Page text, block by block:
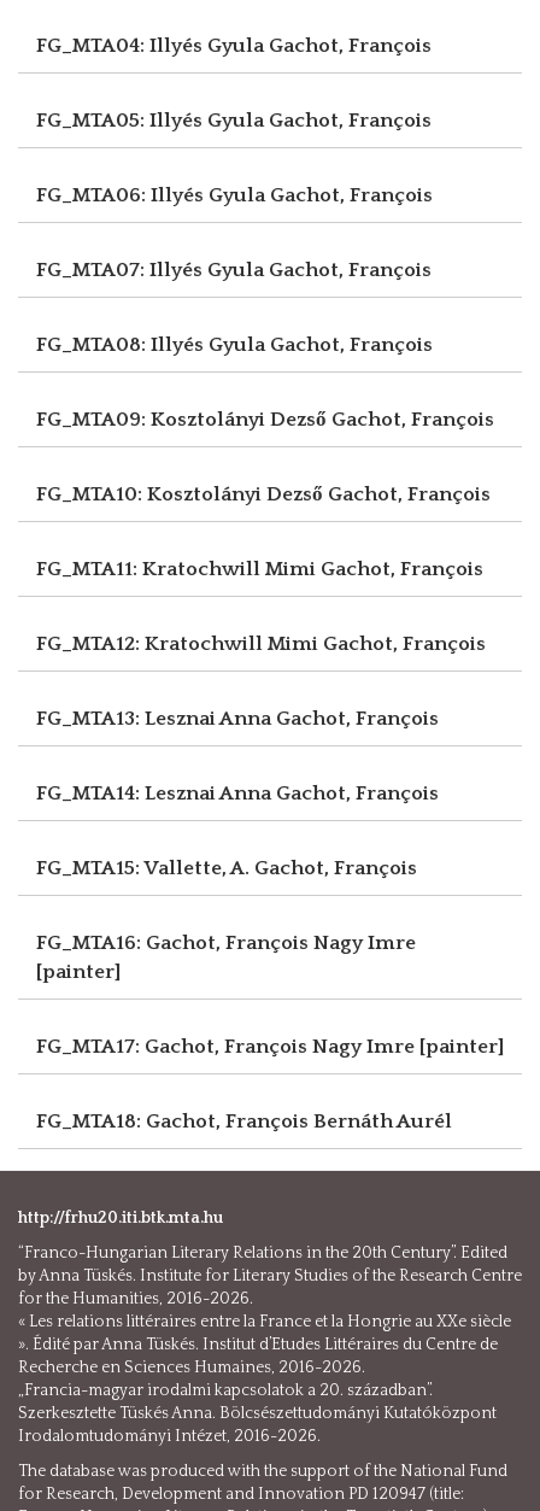
FG_MTA04: Illyés Gyula Gachot, François
FG_MTA05: Illyés Gyula Gachot, François
FG_MTA06: Illyés Gyula Gachot, François
FG_MTA07: Illyés Gyula Gachot, François
FG_MTA08: Illyés Gyula Gachot, François
FG_MTA09: Kosztolányi Dezső Gachot, François
FG_MTA10: Kosztolányi Dezső Gachot, François
FG_MTA11: Kratochwill Mimi Gachot, François
FG_MTA12: Kratochwill Mimi Gachot, François
FG_MTA13: Lesznai Anna Gachot, François
FG_MTA14: Lesznai Anna Gachot, François
FG_MTA15: Vallette, A. Gachot, François
FG_MTA16: Gachot, François Nagy Imre
[painter]
FG_MTA17: Gachot, François Nagy Imre [painter]
FG_MTA18: Gachot, François Bernáth Aurél
http://frhu20.iti.btk.mta.hu
“Franco-Hungarian Literary Relations in the 20th Century”. Edited
by Anna Tüskés. Institute for Literary Studies of the Research Centre
for the Humanities, 2016-2026.
« Les relations littéraires entre la France et la Hongrie au XXe siècle
». Édité par Anna Tüskés. Institut d’Etudes Littéraires du Centre de
Recherche en Sciences Humaines, 2016-2026.
„Francia-magyar irodalmi kapcsolatok a 20. században”.
Szerkesztette Tüskés Anna. Bölcsészettudományi Kutatóközpont
Irodalomtudományi Intézet, 2016-2026.
The database was produced with the support of the National Fund
for Research, Development and Innovation PD 120947 (title: